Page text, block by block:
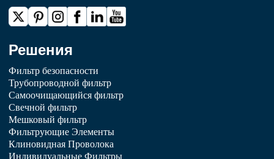
Решения
Фильтр безопасности
Трубопроводной фильтр
Самоочищающийся фильтр
Свечной фильтр
Мешковый фильтр
Фильтрующие Элементы
Клиновидная Проволока